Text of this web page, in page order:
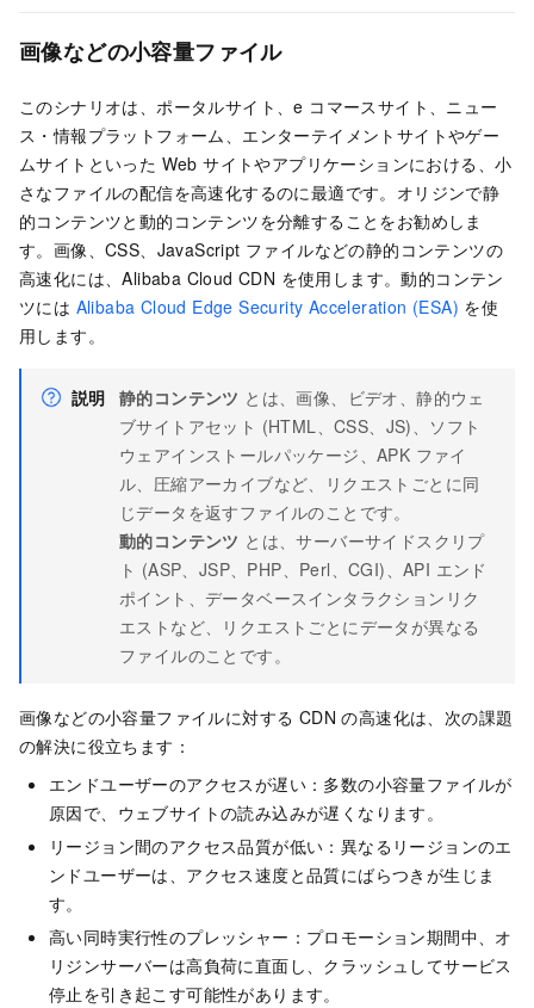
画像などの小容量ファイル
このシナリオは、ポータルサイト、e コマースサイト、ニュー
ス・情報プラットフォーム、エンターテイメントサイトやゲー
ムサイトといった Web サイトやアプリケーションにおける、小
さなファイルの配信を高速化するのに最適です。オリジンで静
的コンテンツと動的コンテンツを分離することをお勧めしま
す。画像、CSS、JavaScript ファイルなどの静的コンテンツの
高速化には、Alibaba Cloud CDN を使用します。動的コンテン
ツには Alibaba Cloud Edge Security Acceleration (ESA) を使
用します。
説明 静的コンテンツ とは、画像、ビデオ、静的ウェ
ブサイトアセット (HTML、CSS、JS)、ソフト
ウェアインストールパッケージ、APK ファイ
ル、圧縮アーカイブなど、リクエストごとに同
じデータを返すファイルのことです。
動的コンテンツ とは、サーバーサイドスクリプ
ト (ASP、JSP、PHP、Perl、CGI)、API エンド
ポイント、データベースインタラクションリク
エストなど、リクエストごとにデータが異なる
ファイルのことです。
画像などの小容量ファイルに対する CDN の高速化は、次の課題
の解決に役立ちます：
エンドユーザーのアクセスが遅い：多数の小容量ファイルが
原因で、ウェブサイトの読み込みが遅くなります。
リージョン間のアクセス品質が低い：異なるリージョンのエ
ンドユーザーは、アクセス速度と品質にばらつきが生じま
す。
高い同時実行性のプレッシャー：プロモーション期間中、オ
リジンサーバーは高負荷に直面し、クラッシュしてサービス
停止を引き起こす可能性があります。